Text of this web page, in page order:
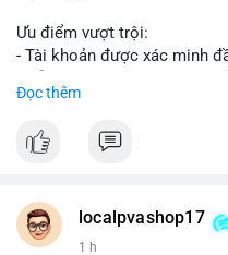
Ưu điểm vượt trội:
- Tài khoản được xác minh
- Giao dịch an toàn, bảo mật
Đặt hàng ngay hôm nay để
- WhatsApp: +1 (66
215-
- Telegram: @localpvashop
Đọc thêm
localpvashop17
1 h